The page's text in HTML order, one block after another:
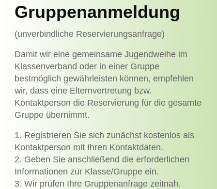
Gruppenanmeldung
(unverbindliche Reservierungsanfrage)
Damit wir eine gemeinsame Jugendweihe im
Klassenverband oder in einer Gruppe
bestmöglich gewährleisten können, empfehlen
wir, dass eine Elternvertretung bzw.
Kontaktperson die Reservierung für die gesamte
Gruppe übernimmt.
1. Registrieren Sie sich zunächst kostenlos als
Kontaktperson mit Ihren Kontaktdaten.
2. Geben Sie anschließend die erforderlichen
Informationen zur Klasse/Gruppe ein.
3. Wir prüfen Ihre Gruppenanfrage zeitnah.